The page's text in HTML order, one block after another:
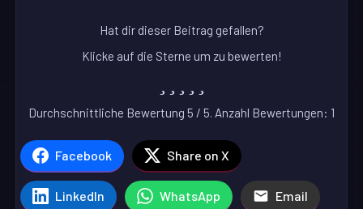
Hat dir dieser Beitrag gefallen?
Klicke auf die Sterne um zu bewerten!
Durchschnittliche Bewertung 5 / 5. Anzahl Bewertungen: 1
Facebook Share on X
LinkedIn WhatsApp Email